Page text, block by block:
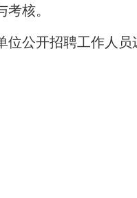
核。
公开招聘工作人员